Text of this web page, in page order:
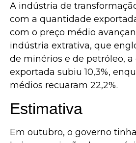
A indústria de
com a quantidade
com o preço médio
indústria extrativa, que
de minérios e de petróleo,
exportada subiu 10,3%,
médios recuaram 22,2%.
Estimativa
Em outubro, o governo